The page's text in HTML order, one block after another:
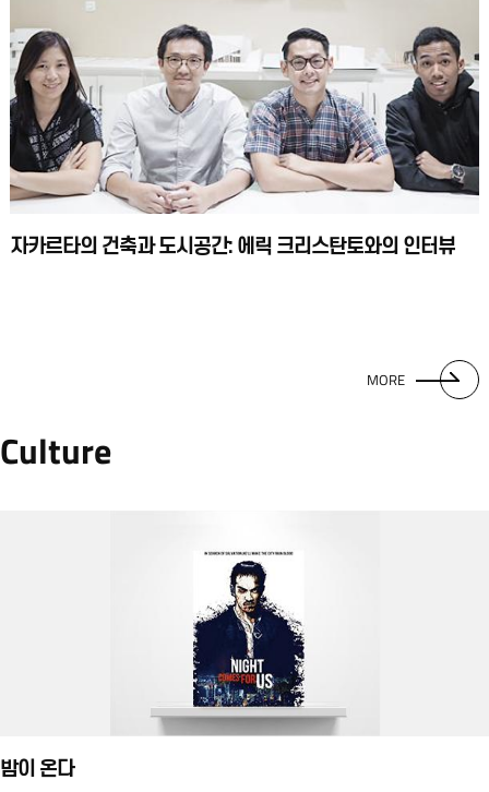
자카르타의 건축과 도시공간: 에릭 크리스탄토와의 인터뷰
MORE
Culture
밤이 온다